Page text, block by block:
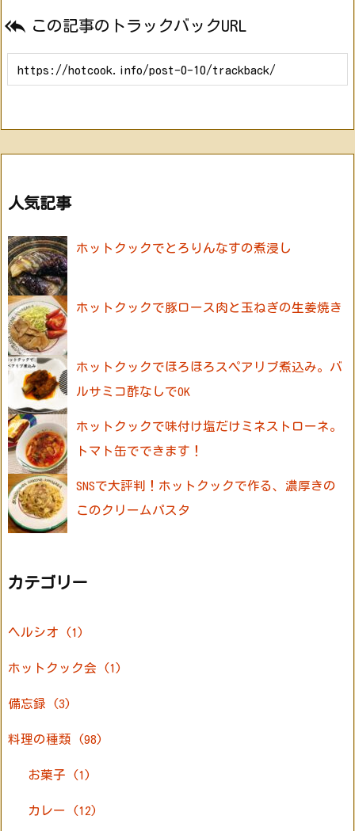
 この記事のトラックバックURL
人気記事
ホットクックでとろりんなすの煮浸し
ホットクックで豚ロース肉と玉ねぎの生姜焼き
ホットクックでほろほろスペアリブ煮込み。バ
ルサミコ酢なしでOK
ホットクックで味付け塩だけミネストローネ。
トマト缶でできます！
SNSで大評判！ホットクックで作る、濃厚きの
このクリームパスタ
カテゴリー
ヘルシオ (1)
ホットクック会 (1)
備忘録 (3)
料理の種類 (98)
お菓子 (1)
カレー (12)